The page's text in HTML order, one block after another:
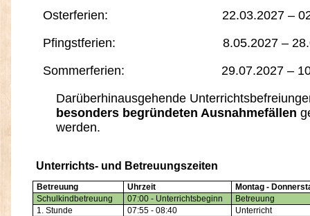
Osterferien: 22.03.2027 –
Pfingstferien: 8.05.2027 –
Sommerferien: 29.07.2027 –
Darüberhinausgehende
besonders begründeten Ausnahmefällen
werden.
Unterrichts- und Betreuungszeiten
Betreuung Uhrzeit
Montag -
Schulkindbetreuung
07:00 - Unterrichtsbeginn
Betreuung
1. Stunde
07:55 - 08:40
Unterricht